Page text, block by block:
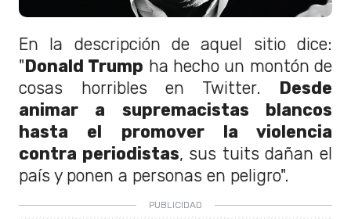
En la descripción de aquel sitio dice:
"Donald Trump ha hecho un montón de
cosas horribles en Twitter. Desde
animar a supremacistas blancos
hasta el promover la violencia
contra periodistas, sus tuits dañan el
país y ponen a personas en peligro".